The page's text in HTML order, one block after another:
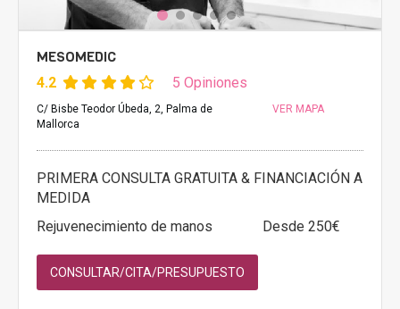
MESOMEDIC
4.2 5 Opiniones
C/ Bisbe Teodor Úbeda, 2, Palma de
Mallorca
VER MAPA
PRIMERA CONSULTA GRATUITA & FINANCIACIÓN A
MEDIDA
Rejuvenecimiento de manos
Desde 250€
CONSULTAR/CITA/PRESUPUESTO